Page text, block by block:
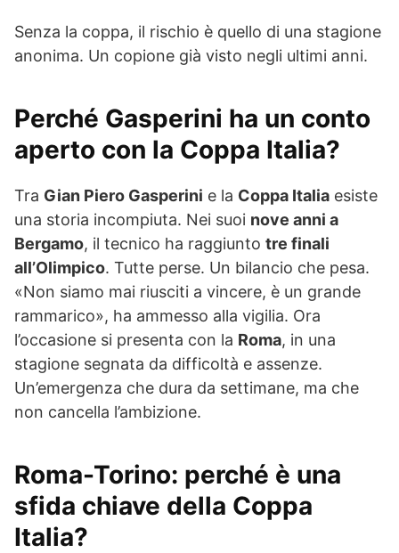
Senza la coppa, il rischio è quello di una stagione
anonima. Un copione già visto negli ultimi anni.
Perché Gasperini ha un conto
aperto con la Coppa Italia?
Tra Gian Piero Gasperini e la Coppa Italia esiste
una storia incompiuta. Nei suoi nove anni a
Bergamo, il tecnico ha raggiunto tre finali
all’Olimpico. Tutte perse. Un bilancio che pesa.
«Non siamo mai riusciti a vincere, è un grande
rammarico», ha ammesso alla vigilia. Ora
l’occasione si presenta con la Roma, in una
stagione segnata da difficoltà e assenze.
Un’emergenza che dura da settimane, ma che
non cancella l’ambizione.
Roma-Torino: perché è una
sfida chiave della Coppa
Italia?